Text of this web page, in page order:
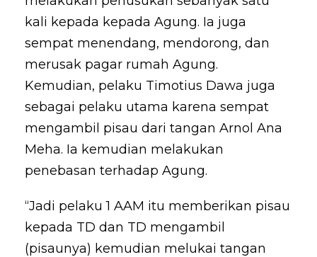
kali kepada kepada Agung. Ia juga
sempat menendang, mendorong, dan
merusak pagar rumah Agung.
Kemudian, pelaku Timotius Dawa juga
sebagai pelaku utama karena sempat
mengambil pisau dari tangan Arnol Ana
Meha. Ia kemudian melakukan
penebasan terhadap Agung.
“Jadi pelaku 1 AAM itu memberikan pisau
kepada TD dan TD mengambil
(pisaunya) kemudian melukai tangan